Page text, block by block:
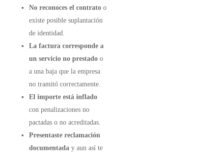
No reconoces el contratoo
existe posible suplantación
de identidad.
La factura corresponde a
un servicio no prestadoo
a una baja que la empresa
no tramitó correctamente.
El importe está inflado
con penalizaciones no
pactadas o no acreditadas.
Presentaste reclamación
documentaday aun así te